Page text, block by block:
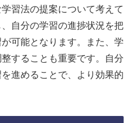
習法の提案について考えて
自分の学習の進捗状況を把
可能となります。また、学
することも重要です。自分
進めることで、より効果的